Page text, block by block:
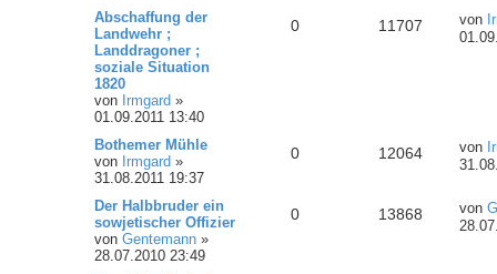
Abschaffung der
Landwehr ;
Landdragoner ;
soziale Situation
1820
von Irmgard »
01.09.2011 13:40
0 11707 von
Bothemer Mühle
von Irmgard »
31.08.2011 19:37
0 12064 von
Der Halbbruder ein
sowjetischer Offizier
von Gentemann »
28.07.2010 23:49
0 13868 von